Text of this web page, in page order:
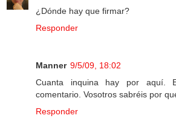
¿Dónde hay que firmar?
Responder
Manner 9/5/09, 18:02
Cuanta inquina hay por
comentario. Vosotros sabréis por
Responder